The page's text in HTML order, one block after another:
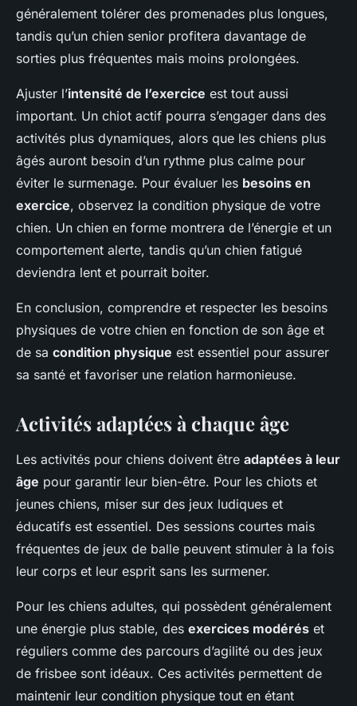
généralement tolérer des promenades plus longues,
tandis qu’un chien senior profitera davantage de
sorties plus fréquentes mais moins prolongées.
Ajuster l’intensité de l’exercice est tout aussi
important. Un chiot actif pourra s’engager dans des
activités plus dynamiques, alors que les chiens plus
âgés auront besoin d’un rythme plus calme pour
éviter le surmenage. Pour évaluer les besoins en
exercice, observez la condition physique de votre
chien. Un chien en forme montrera de l’énergie et un
comportement alerte, tandis qu’un chien fatigué
deviendra lent et pourrait boiter.
En conclusion, comprendre et respecter les besoins
physiques de votre chien en fonction de son âge et
de sa condition physique est essentiel pour assurer
sa santé et favoriser une relation harmonieuse.
Activités adaptées à chaque âge
Les activités pour chiens doivent être adaptées à leur
âge pour garantir leur bien-être. Pour les chiots et
jeunes chiens, miser sur des jeux ludiques et
éducatifs est essentiel. Des sessions courtes mais
fréquentes de jeux de balle peuvent stimuler à la fois
leur corps et leur esprit sans les surmener.
Pour les chiens adultes, qui possèdent généralement
une énergie plus stable, des exercices modérés et
réguliers comme des parcours d’agilité ou des jeux
de frisbee sont idéaux. Ces activités permettent de
maintenir leur condition physique tout en étant